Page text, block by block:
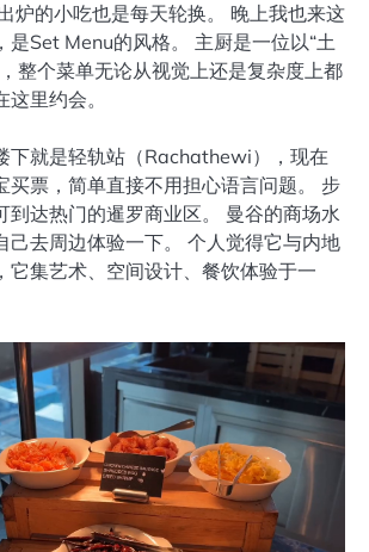
炉的小吃也是每天轮换。 晚上我也来这
是Set Menu的风格。 主厨是一位以“土
整个菜单无论从视觉上还是复杂度上都
里约会。
下就是轻轨站（Rachathewi），现在
买票，简单直接不用担心语言问题。 步
到达热门的暹罗商业区。 曼谷的商场水
己去周边体验一下。 个人觉得它与内地
它集艺术、空间设计、餐饮体验于一